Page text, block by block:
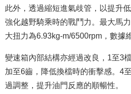
此外，透過縮短進氣歧管，以提升
強化越野騎乘時的戰鬥力。最大馬
大扭力為6.93kg-m/6500rpm，數據
變速箱內部結構亦經過改良，1至3
加至6齒，降低換檔時的衝擊感。4
過調整，提升油門反應的順暢性。